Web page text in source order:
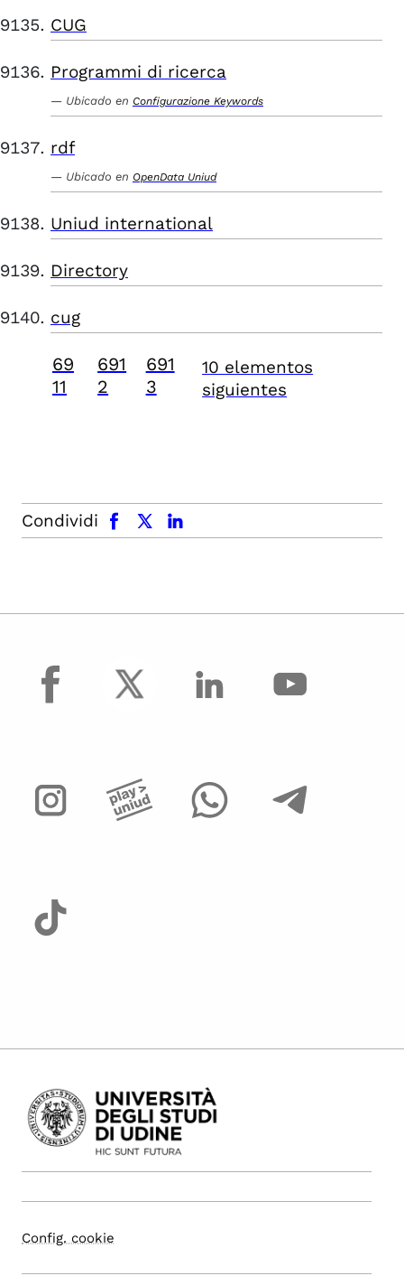
CUG
Programmi di ricerca
Ubicado en Configurazione Keywords
rdf
Ubicado en OpenData Uniud
Uniud international
Directory
cug
69
11
691
2
691
3
10 elementos
siguientes
Condividi
facebook x.com linkedin
facebook
Config. cookie